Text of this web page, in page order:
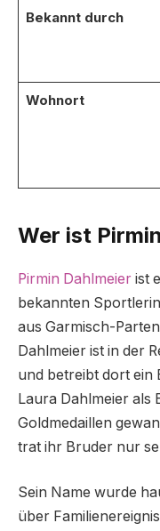
Bekannt durch
Wohnort
Wer ist
Pirmin Dahlmeier ist
bekannten
aus Garmisch-
Dahlmeier ist in der
und betreibt dort ein
Laura Dahlmeier als
Goldmedaillen
trat ihr Bruder nur
Sein Name wurde
über